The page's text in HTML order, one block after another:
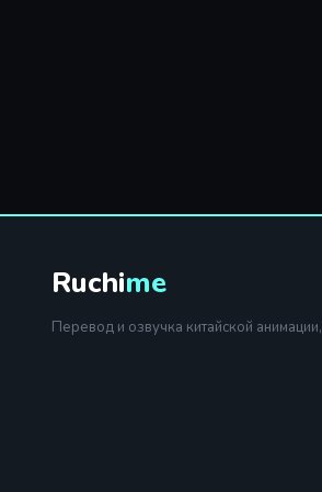
Ruchime
Перевод и озвучка китайской